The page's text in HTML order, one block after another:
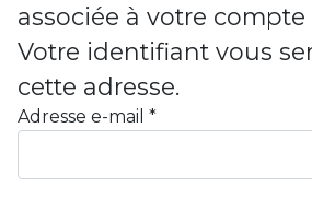
associée à votre
Votre identifiant vous
cette adresse.
Adresse e-mail *